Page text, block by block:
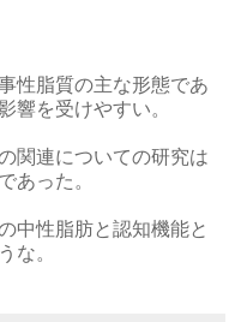
性脂質の主な形態であ
響を受けやすい。
関連についての研究は
あった。
中性脂肪と認知機能と
な。